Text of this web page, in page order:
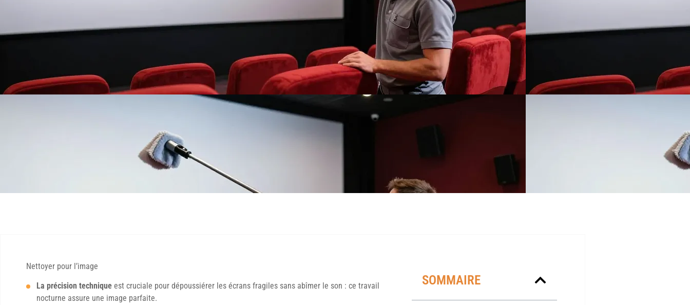
Nettoyer pour l’image
La précision technique est cruciale pour dépoussiérer les écrans fragiles sans abîmer le son : ce travail
nocturne assure une image parfaite.
SOMMAIRE